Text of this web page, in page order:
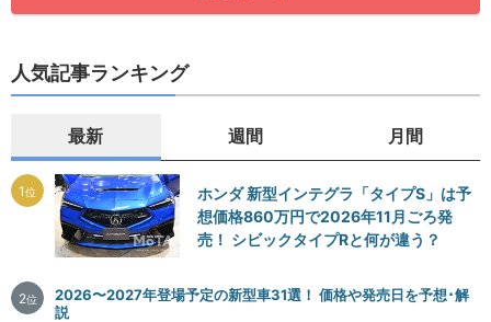
人気記事ランキング
最新 週間 月間
1位
ホンダ 新型インテグラ「タイプS」は予
想価格860万円で2026年11月ごろ発
売！ シビックタイプRと何が違う？
2位
2026〜2027年登場予定の新型車31選！ 価格や発売日を予想･解
説